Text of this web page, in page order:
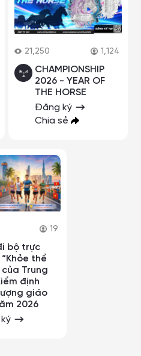
21,250 1,124
CHAMPIONSHIP
2026 - YEAR OF
THE HORSE
Đăng ký
Chia sẻ
19
bộ trực
thể
Trung
định
giáo
2026